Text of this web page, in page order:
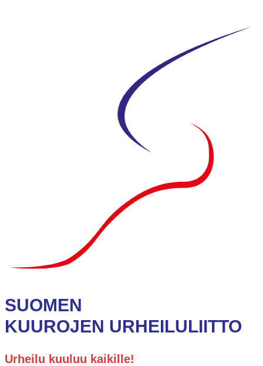
SUOMEN
KUUROJEN URHEILULIITTO
Urheilu kuuluu kaikille!